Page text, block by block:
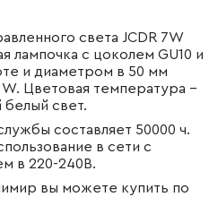
света JCDR 7W
лампочка с цоколем GU10 и
и диаметром в 50 мм
Цветовая температура –
белый свет.
составляет 50000 ч.
в сети с
в 220-240В.
вы можете купить по